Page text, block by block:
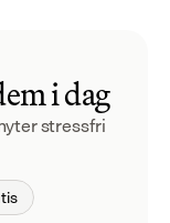
i dag
stressfri